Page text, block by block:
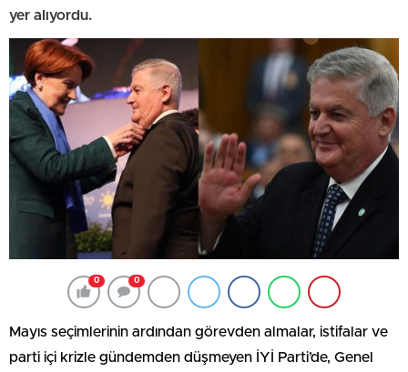
yer alıyordu.
0 0
Mayıs seçimlerinin ardından görevden almalar, istifalar ve
parti içi krizle gündemden düşmeyen İYİ Parti’de, Genel